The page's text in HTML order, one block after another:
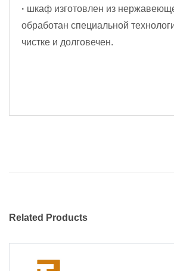
· шкаф изготовлен из
обработан специальной
чистке и долговечен.
Related Products